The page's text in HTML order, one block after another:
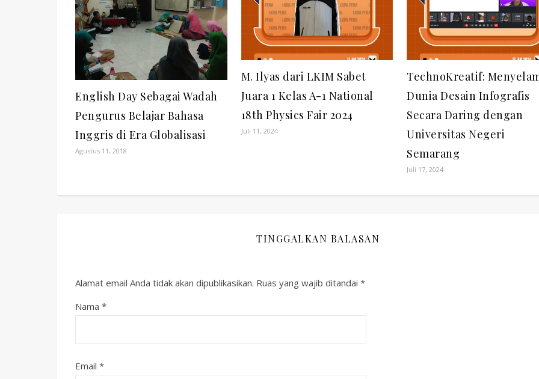
English Day Sebagai Wadah
Pengurus Belajar Bahasa
Inggris di Era Globalisasi
Agustus 11, 2018
M. Ilyas dari LKIM Sabet
Juara 1 Kelas A-1 National
18th Physics Fair 2024
Juli 11, 2024
TechnoKreatif:
Dunia Desain Infografis
Secara Daring dengan
Universitas Negeri
Semarang
Juli 17, 2024
TINGGALKAN BALASAN
Alamat email Anda tidak akan dipublikasikan. Ruas yang wajib ditandai *
Nama *
Email *